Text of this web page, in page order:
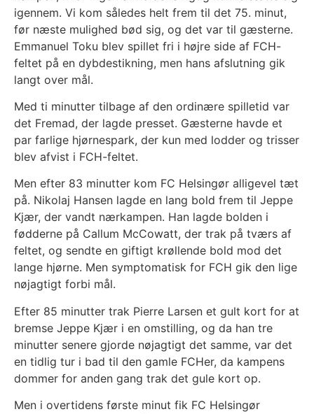
igennem. Vi kom således helt frem til det 75. minut,
før næste mulighed bød sig, og det var til gæsterne.
Emmanuel Toku blev spillet fri i højre side af FCH-
feltet på en dybdestikning, men hans afslutning gik
langt over mål.
Med ti minutter tilbage af den ordinære spilletid var
det Fremad, der lagde presset. Gæsterne havde et
par farlige hjørnespark, der kun med lodder og trisser
blev afvist i FCH-feltet.
Men efter 83 minutter kom FC Helsingør alligevel tæt
på. Nikolaj Hansen lagde en lang bold frem til Jeppe
Kjær, der vandt nærkampen. Han lagde bolden i
fødderne på Callum McCowatt, der trak på tværs af
feltet, og sendte en giftigt krøllende bold mod det
lange hjørne. Men symptomatisk for FCH gik den lige
nøjagtigt forbi mål.
Efter 85 minutter trak Pierre Larsen et gult kort for at
bremse Jeppe Kjær i en omstilling, og da han tre
minutter senere gjorde nøjagtigt det samme, var det
en tidlig tur i bad til den gamle FCHer, da kampens
dommer for anden gang trak det gule kort op.
Men i overtidens første minut fik FC Helsingør